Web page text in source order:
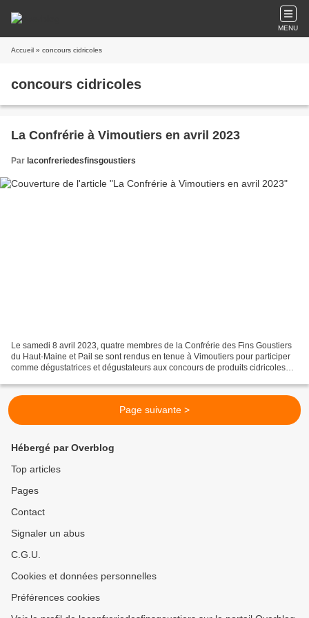
MENU
Accueil » concours cidricoles
concours cidricoles
La Confrérie à Vimoutiers en avril 2023
Par laconfreriedesfinsgoustiers
Le samedi 8 avril 2023, quatre membres de la Confrérie des Fins Goustiers
du Haut-Maine et Pail se sont rendus en tenue à Vimoutiers pour participer
comme dégustatrices et dégustateurs aux concours de produits cidricoles
Page suivante >
Hébergé par Overblog
Top articles
Pages
Contact
Signaler un abus
C.G.U.
Cookies et données personnelles
Préférences cookies